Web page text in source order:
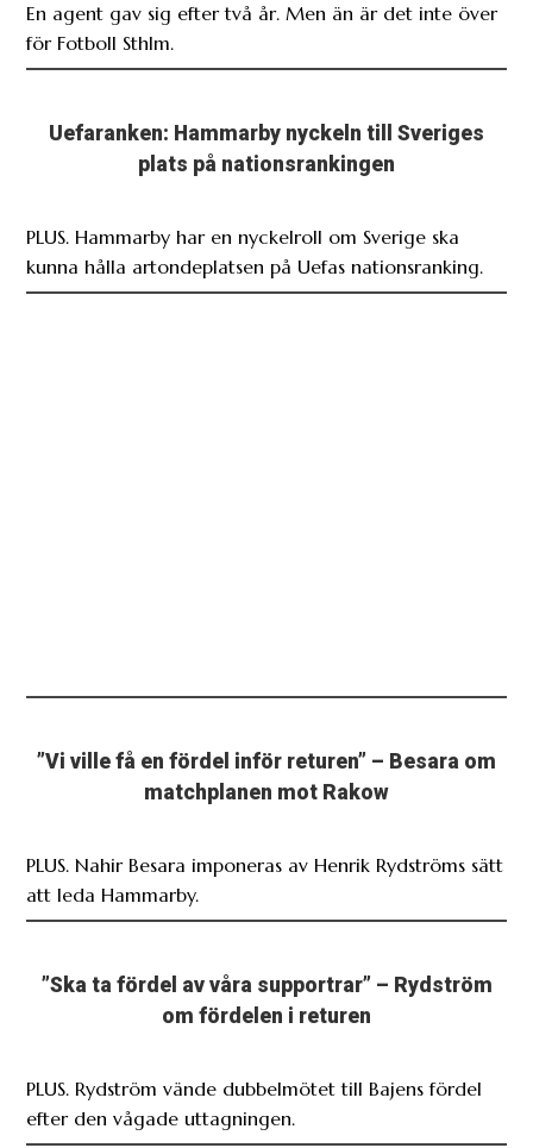
En agent gav sig efter två år. Men än är det inte över
för Fotboll Sthlm.
Uefaranken: Hammarby nyckeln till Sveriges
plats på nationsrankingen
PLUS. Hammarby har en nyckelroll om Sverige ska
kunna hålla artondeplatsen på Uefas nationsranking.
”Vi ville få en fördel inför returen” – Besara om
matchplanen mot Rakow
PLUS. Nahir Besara imponeras av Henrik Rydströms sätt
att leda Hammarby.
”Ska ta fördel av våra supportrar” – Rydström
om fördelen i returen
PLUS. Rydström vände dubbelmötet till Bajens fördel
efter den vågade uttagningen.